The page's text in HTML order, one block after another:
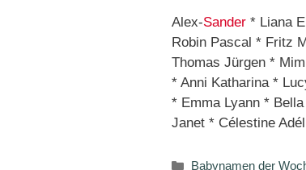
Alex-Sander * Liana
Robin Pascal * Fritz
Thomas Jürgen *
* Anni Katharina *
* Emma Lyann *
Janet * Célestine
Kategorien
Babynamen der